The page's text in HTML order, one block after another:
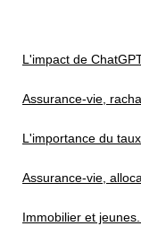
L'impact de
Assurance-vie,
L'importance du taux
Assurance-vie,
Immobilier et jeunes...